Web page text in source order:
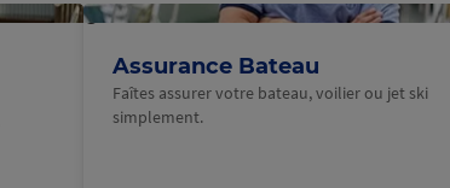
Assurance Bateau
Faîtes assurer votre bateau, voilier ou jet ski
simplement.
@Macif